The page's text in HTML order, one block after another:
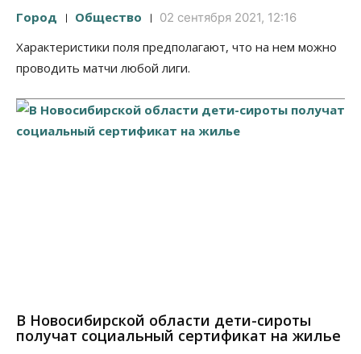
Город Общество 02 сентября 2021, 12:16
Характеристики поля предполагают, что на нем можно
проводить матчи любой лиги.
В Новосибирской области дети-сироты
получат социальный сертификат на жилье